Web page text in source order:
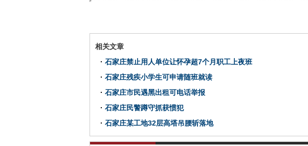
相关文章
· 石家庄禁止用人单位让怀孕超7个月职工上夜班
· 石家庄残疾小学生可申请随班就读
· 石家庄市民遇黑出租可电话举报
· 石家庄民警蹲守抓获惯犯
· 石家庄某工地32层高塔吊腰斩落地